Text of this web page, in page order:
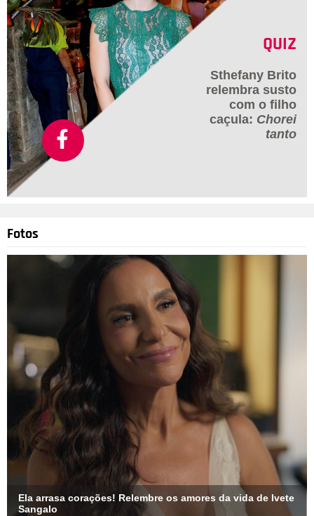
QUIZ
Sthefany Brito
relembra susto
com o filho
caçula: Chorei
tanto
Fotos
Ela arrasa corações! Relembre os amores da vida de Ivete
Sangalo